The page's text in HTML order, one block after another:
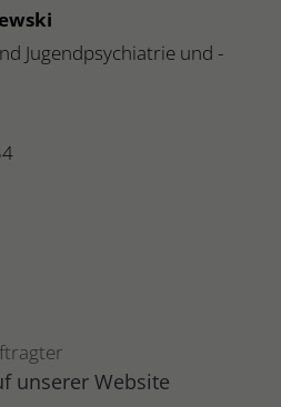
Jugendpsychiatrie und -
unserer Website